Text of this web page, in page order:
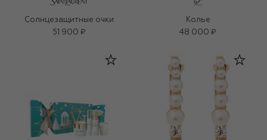
Солнцезащитные очки
51 900 ₽
Колье
48 000 ₽